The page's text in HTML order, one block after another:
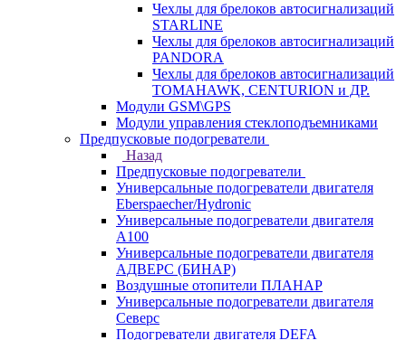
Чехлы для брелоков автосигнализаций
STARLINE
Чехлы для брелоков автосигнализаций
PANDORA
Чехлы для брелоков автосигнализаций
TOMAHAWK, CENTURION и ДР.
Модули GSM\GPS
Модули управления стеклоподъемниками
Предпусковые подогреватели
Назад
Предпусковые подогреватели
Универсальные подогреватели двигателя
Eberspaecher/Hydronic
Универсальные подогреватели двигателя
A100
Универсальные подогреватели двигателя
АДВЕРС (БИНАР)
Воздушные отопители ПЛАНАР
Универсальные подогреватели двигателя
Северс
Подогреватели двигателя DEFA